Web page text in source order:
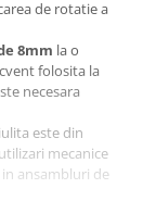
de rotatie a
8mm la o
folosita la
necesara
este din
mecanice
ansambluri de